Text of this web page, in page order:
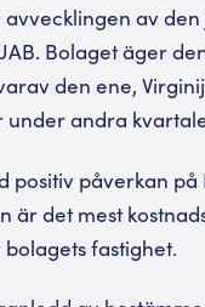
avvecklingen av
Bolaget äger
den ene,
andra
påverkan
är det mest
bolagets fastighet.